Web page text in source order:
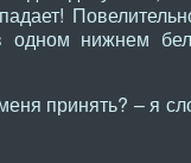
одном нижнем
принять? – я